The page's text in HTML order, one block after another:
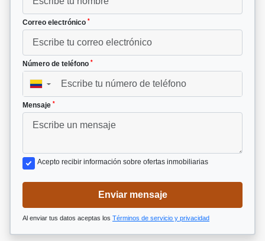
Correo electrónico *
Número de teléfono *
▼
Mensaje *
Acepto recibir información sobre ofertas inmobiliarias
Enviar mensaje
Al enviar tus datos aceptas los Términos de servicio y privacidad